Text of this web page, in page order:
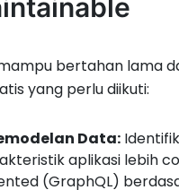
bertahan lama
yang perlu diikuti:
Data:
aplikasi lebih
(GraphQL)